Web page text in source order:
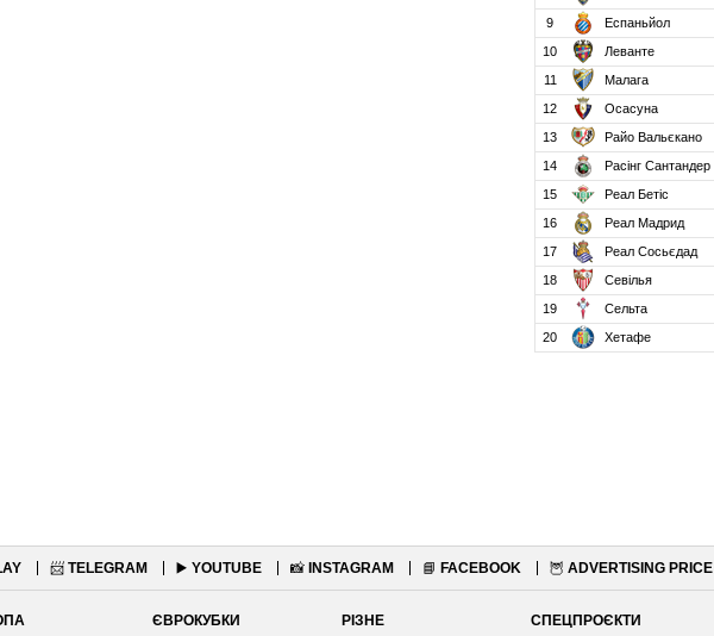
9
Еспаньйол
10
Леванте
11
Малага
12
Осасуна
13
Райо Вальєкано
14
Расінг Сантандер
15
Реал Бетіс
16
Реал Мадрид
17
Реал Сосьєдад
18
Севілья
19
Сельта
20
Хетафе
📨 TELEGRAM ▶️ YOUTUBE 📸 INSTAGRAM 📘 FACEBOOK 🦉 ADVERTISING PRICE
ЄВРОКУБКИ
РІЗНЕ
СПЕЦПРОЄКТИ